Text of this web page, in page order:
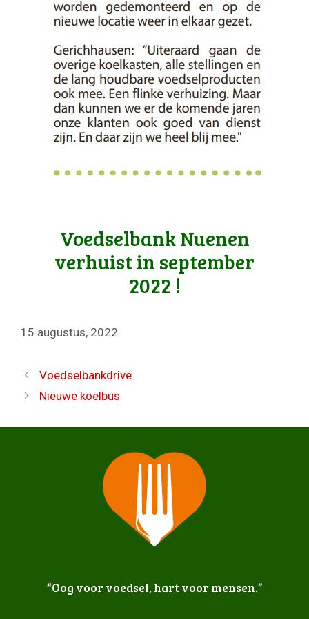
Voedselbank Nuenen
verhuist in september
2022 !
15 augustus, 2022
Voedselbankdrive
Nieuwe koelbus
“Oog voor voedsel, hart voor mensen.”